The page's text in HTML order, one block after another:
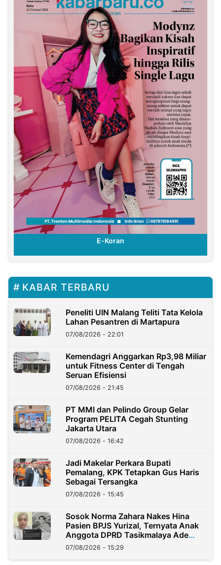
E-Koran
KABAR TERBARU
Peneliti UIN Malang Teliti Tata Kelola
Lahan Pesantren di Martapura
07/08/2026 - 22:01
Kemendagri Anggarkan Rp3,98 Miliar
untuk Fitness Center di Tengah
Seruan Efisiensi
07/08/2026 - 21:45
PT MMI dan Pelindo Group Gelar
Program PELITA Cegah Stunting
Jakarta Utara
07/08/2026 - 16:42
Jadi Makelar Perkara Bupati
Pemalang, KPK Tetapkan Gus Haris
Sebagai Tersangka
07/08/2026 - 15:45
Sosok Norma Zahara Nakes Hina
Pasien BPJS Yurizal, Ternyata Anak
Anggota DPRD Tasikmalaya Ade
Lukman
07/08/2026 - 15:29